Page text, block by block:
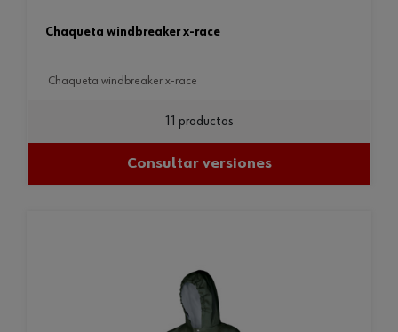
chaqueta windbreaker x-race
chaqueta windbreaker x-race
11 productos
Consultar versiones